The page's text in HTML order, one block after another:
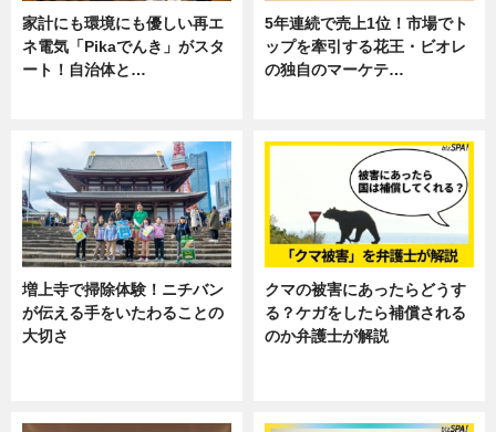
家計にも環境にも優しい再エ
ネ電気「Pikaでんき」がスタ
ート！自治体と…
5年連続で売上1位！市場でト
ップを牽引する花王・ビオレ
の独自のマーケテ…
増上寺で掃除体験！ニチバン
が伝える手をいたわることの
大切さ
クマの被害にあったらどうす
る？ケガをしたら補償される
のか弁護士が解説